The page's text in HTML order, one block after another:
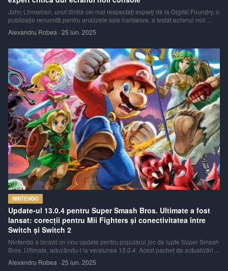
John Linneman, unul dintre cei mai respectați experți de la Digital Foundry, o
publicație renumită pentru analizele sale hardware, a testat ecranul noii
moderne” pe care le-a văzut.
Alexandru Robea · 25 iun. 2025
NINTENDO
Update-ul 13.0.4 pentru Super Smash Bros. Ultimate a fost
lansat: corecții pentru Mii Fighters și conectivitatea între
Switch și Switch 2
Nintendo a lansat un nou update pentru popularul joc de lupte Super Smash
Bros. Ultimate, aducându-l la versiunea 13.0.4. Acest pachet de actualizări
modul offline, cât și în cel online, cu un accent special pe interacțiunea
Alexandru Robea · 25 iun. 2025